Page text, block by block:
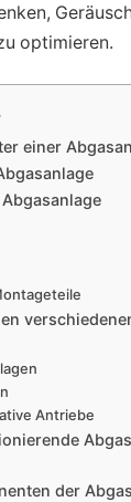
optimieren.
einer
Antriebe
der